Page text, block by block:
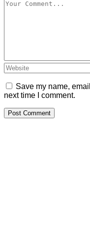
Save my name,
next time I comment.